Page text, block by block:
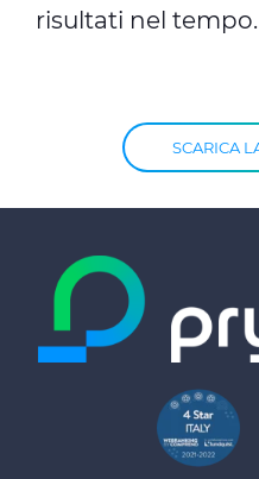
risultati nel tempo.
SCARICA